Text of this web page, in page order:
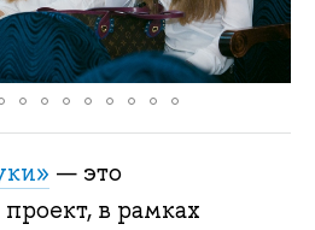
— это
в рамках